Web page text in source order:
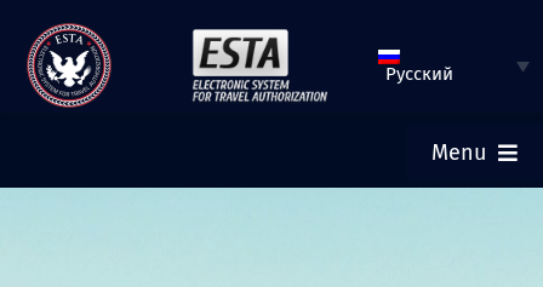
Перейти
содержимому
Русский
Menu